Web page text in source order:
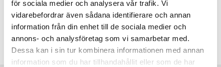
för sociala medier och analysera vår trafik. Vi
vidarebefordrar även sådana identifierare och annan
information från din enhet till de sociala medier och
annons- och analysföretag som vi samarbetar med.
Dessa kan i sin tur kombinera informationen med annan
information som du har tillhandahållit eller som de har
har nästan 500 anställda experter i nio länder.